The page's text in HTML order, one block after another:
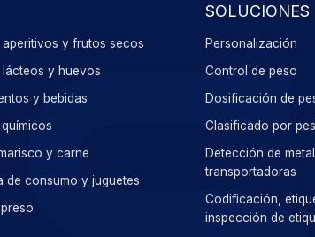
y frutos secos
lácteos y huevos
y bebidas
y carne
de consumo y juguetes
SOLUCIONES
Personalización
Control de peso
Dosificación de
Clasificado por
Detección de
transportadoras
Codificación,
inspección de